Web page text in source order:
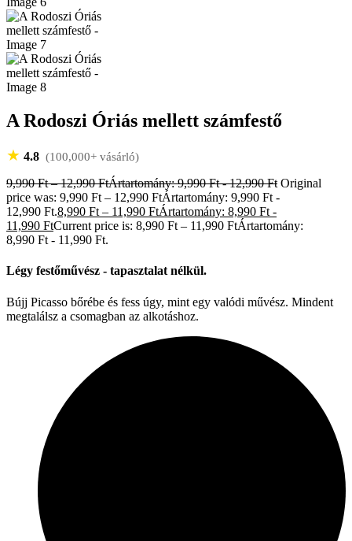
A Rodoszi Óriás mellett számfestő
★ 4.8 (100,000+ vásárló)
9,990Ft – 12,990FtÁrtartomány: 9,990 Ft - 12,990 Ft Original
price was: 9,990 Ft – 12,990 FtÁrtartomány: 9,990 Ft -
12,990 Ft.8,990 Ft – 11,990 FtÁrtartomány: 8,990 Ft -
11,990 FtCurrent price is: 8,990 Ft – 11,990 FtÁrtartomány:
8,990 Ft - 11,990 Ft.
Légy festőművész - tapasztalat nélkül.
Bújj Picasso bőrébe és fess úgy, mint egy valódi művész. Mindent
megtalálsz a csomagban az alkotáshoz.